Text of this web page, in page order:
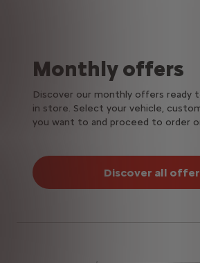
Monthly offers
Discover our monthly offers ready
in store. Select your vehicle,
you want to and proceed to order
Discover all